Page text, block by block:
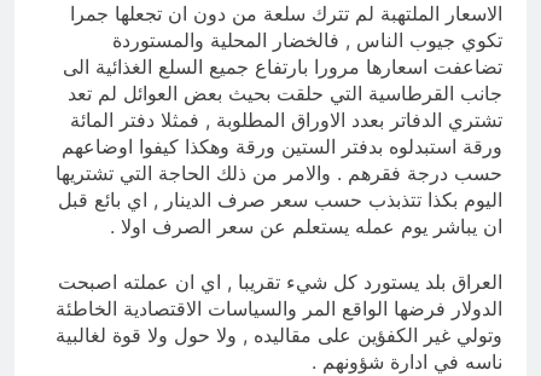
الاسعار الملتهبة لم تترك سلعة من دون ان تجعلها جمرا
تكوي جيوب الناس , فالخضار المحلية والمستوردة
تضاعفت اسعارها مرورا بارتفاع جميع السلع الغذائية الى
جانب القرطاسية التي حلقت بحيث بعض العوائل لم تعد
تشتري الدفاتر بعدد الاوراق المطلوبة , فمثلا دفتر المائة
ورقة استبدلوه بدفتر الستين ورقة وهكذا كيفوا اوضاعهم
حسب درجة فقرهم . والامر من ذلك الحاجة التي تشتريها
اليوم بكذا تتذبذب حسب سعر صرف الدينار , اي بائع قبل
ان يباشر يوم عمله يستعلم عن سعر الصرف اولا .
العراق بلد يستورد كل شيء تقريبا , اي ان عملته اصبحت
الدولار فرضها الواقع المر والسياسات الاقتصادية الخاطئة
وتولي غير الكفؤين على مقاليده , ولا حول ولا قوة لغالبية
ناسه في ادارة شؤونهم .